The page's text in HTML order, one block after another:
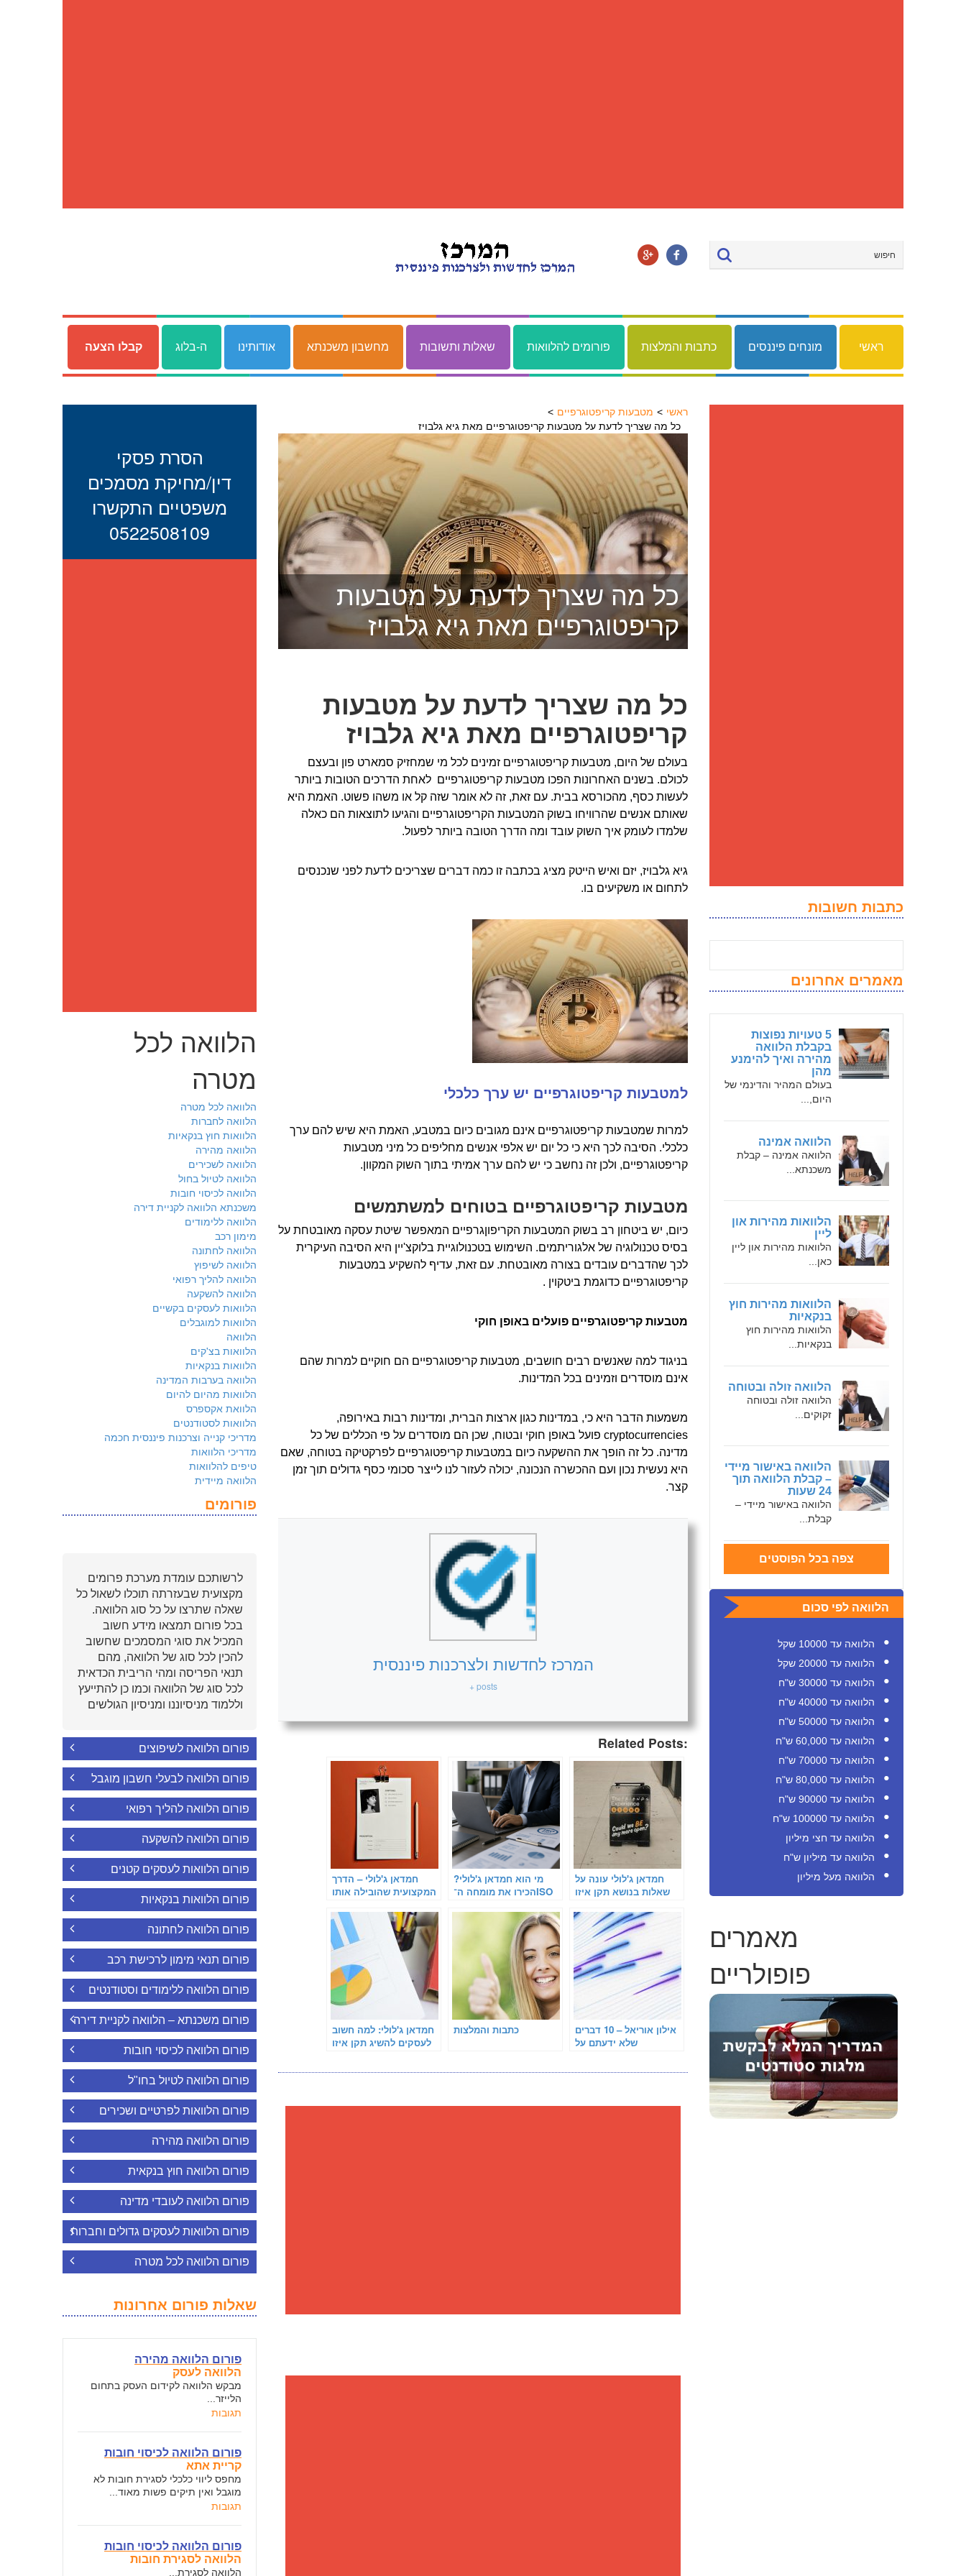
ראשי מונחים פיננסים כתבות והמלצות פורומים להלוואות שאלות ותשובות מחשבון משכנתא אודותינו ה-בלוג קבלו הצעה
כתבות חשובות
מאמרים אחרונים
5 טעויות נפוצות
בקבלת הלוואה
מהירה ואיך להימנע
מהן
בעולם המהיר והדינמי של
היום,...
הלוואה אמינה
הלוואה אמינה – קבלת
משכנתא...
הלוואות מהירות און
ליין
הלוואות מהירות און ליין
כאן...
הלוואות מהירות חוץ
בנקאיות
הלוואות מהירות חוץ
בנקאיות...
הלוואה זולה ובטוחה
הלוואה זולה ובטוחה
זקוקים...
הלוואה באישור מיידי
– קבלת הלוואה תוך
24 שעות
הלוואה באישור מיידי –
קבלת...
צפה בכל הפוסטים
הלוואה לפי סכום
הלוואה עד 10000 שקל
הלוואה עד 20000 שקל
הלוואה עד 30000 ש"ח
הלוואה עד 40000 ש"ח
הלוואה עד 50000 ש"ח
הלוואה עד 60,000 ש"ח
הלוואה עד 70000 ש"ח
הלוואה עד 80,000 ש"ח
הלוואה עד 90000 ש"ח
הלוואה עד 100000 ש"ח
הלוואה עד חצי מיליון
הלוואה עד מיליון ש"ח
הלוואה מעל מיליון
מאמרים
פופולריים
ראשי
מטבעות קריפטוגרפיים
כל מה שצריך לדעת על מטבעות קריפטוגרפיים מאת גיא גלבויז
כל מה שצריך לדעת על מטבעות
קריפטוגרפיים מאת גיא גלבויז
כל מה שצריך לדעת על מטבעות
קריפטוגרפיים מאת גיא גלבויז
בעולם של היום, מטבעות קריפטוגרפיים זמינים לכל מי שמחזיק סמארט פון ובעצם
לכולם. בשנים האחרונות הפכו מטבעות קריפטוגרפיים לאחת הדרכים הטובות ביותר
לעשות כסף, מהכורסא בבית. עם זאת, זה לא אומר שזה קל או משהו פשוט. האמת היא
שאותם אנשים שהרוויחו בשוק המטבעות הקריפטוגרפיים והגיעו לתוצאות הם כאלה
שלמדו לעומק איך השוק עובד ומה הדרך הטובה ביותר לפעול.
גיא גלבויז, יזם ואיש הייטק מציג בכתבה זו כמה דברים שצריכים לדעת לפני שנכנסים
לתחום או משקיעים בו.
למטבעות קריפטוגרפיים יש ערך כלכלי
למרות שמטבעות קריפטוגרפיים אינם מגובים כיום במטבע, האמת היא שיש להם ערך
כלכלי. הסיבה לכך היא כי כל יום יש אלפי אנשים מחליפים כל מיני מטבעות
קריפטוגרפיים, ולכן זה נחשב כי יש להם ערך אמיתי בתוך השוק המקוון.
מטבעות קריפטוגרפיים בטוחים למשתמשים
כיום, יש ביטחון רב בשוק המטבעות הקריפוןגרפיים המאפשר שיטת עסקה מאובטחת על
בסיס טכנולוגיה של אלגוריתמים. השימוש בטכנולוגיית בלוקצ'יין היא הסיבה העיקרית
לכך שהדברים עובדים בצורה מאובטחת. עם זאת, עדיף להשקיע במטבעות
קריפטוגרפיים כדוגמת ביטקוין .
מטבעות קריפטוגרפיים פועלים באופן חוקי
בניגוד למה שאנשים רבים חושבים, מטבעות קריפטוגרפיים הם חוקיים למרות שהם
אינם מוסדרים וזמינים בכל המדינות.
משמעות הדבר היא כי, במדינות כגון ארצות הברית, ומדינות רבות באירופה,
cryptocurrencies פועל באופן חוקי ובטוח, שכן הם מוסדרים על פי הכללים של כל
מדינה. כל זה הופך את ההשקעה כיום במטבעות קריפטוגרפיים לפרקטיקה בטוחה, שאם
היא נעשית נכון ועם ההכשרה הנכונה, יכולה לעזור לנו לייצר סכומי כסף גדולים תוך זמן
קצר.
המרכז לחדשות ולצרכנות פיננסית
+ posts
Related Posts:
חמדאן ג'לולי – הדרך
המקצועית שהובילה אותו
מי הוא חמדאן ג'לולי?
הכירו את מומחה ה־ISO
חמדאן ג'לולי עונה על
שאלות בנושא תקן איזו
חמדאן ג'לולי: למה חשוב
לעסקים להשיג תקן איזו
כתבות והמלצות
אילון אוריאל – 10 דברים
שלא ידעתם על
הסרת פסקי
דין/מחיקת מסמכים
משפטיים התקשרו
0522508109
הלוואה לכל
מטרה
הלוואה לכל מטרה
הלוואה לחברות
הלוואות חוץ בנקאיות
הלוואה מהירה
הלוואה לשכירים
הלוואה לטיול בחול
הלוואה לכיסוי חובות
משכנתא הלוואה לקניית דירה
הלוואה ללימודים
מימון רכב
הלוואה לחתונה
הלוואה לשיפוץ
הלוואה להליך רפואי
הלוואה להשקעה
הלוואות לעסקים בקשיים
הלוואות למוגבלים
הלוואה
הלוואות בצ'קים
הלוואות בנקאיות
הלוואה בערבות המדינה
הלוואות מהיום להיום
הלוואת אקספרס
הלוואות לסטודנטים
מדריכי קנייה וצרכנות פיננסית חכמה
מדריכי הלוואות
טיפים להלוואות
הלוואה מיידית
פורומים
לרשותכם עומדת מערכת פרומים
מקצועית שבעזרתה תוכלו לשאול כל
שאלה שתרצו על כל סוג הלוואה.
בכל פורום תמצאו מידע חשוב
המכיל את סוגי המסמכים שחשוב
להכין לכל סוג של הלוואה, מהם
תנאי הפריסה ומהי הריבית הכדאית
לכל סוג של הלוואה וכמו כן להתייעץ
וללמוד מניסיוננו ומניסיון הגולשים
פורום הלוואה לשיפוצים
פורום הלוואה לבעלי חשבון מוגבל
פורום הלוואה להליך רפואי
פורום הלוואה להשקעה
פורום הלוואות לעסקים קטנים
פורום הלוואות בנקאיות
פורום הלוואה לחתונה
פורום תנאי מימון לרכישת רכב
פורום הלוואה ללימודים וסטודנטים
פורום משכנתא – הלוואה לקניית דירה
פורום הלוואה לכיסוי חובות
פורום הלוואה לטיול בחו"ל
פורום הלוואות לפרטיים ושכירים
פורום הלוואה מהירה
פורום הלוואה חוץ בנקאית
פורום הלוואה לעובדי מדינה
פורום הלוואות לעסקים גדולים וחברות
פורום הלוואה לכל מטרה
שאלות פורום אחרונות
פורום הלוואה מהירה
הלוואה לעסק
מבקש הלוואה לקידום העסק בתחום
הלייזר...
תגובות
פורום הלוואה לכיסוי חובות
קריית אתא
מחפס ליווי כלכלי לסגירת חובות לא
מוגבל ואין תיקים פשות מאוד...
תגובות
פורום הלוואה לכיסוי חובות
הלוואה לסגירת חובות
הלוואה לסגירת...